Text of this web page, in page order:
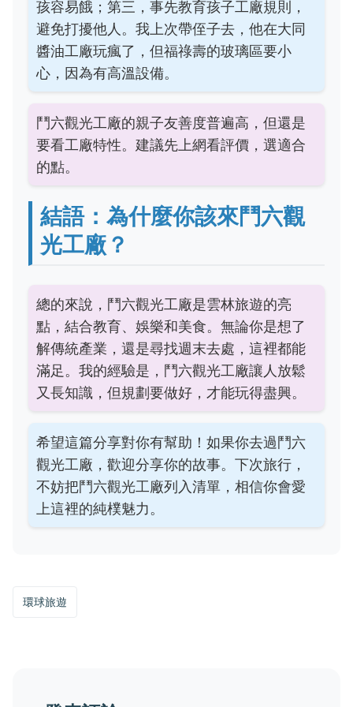
孩容易餓；第三，事先教育孩子工廠規則，
避免打擾他人。我上次帶侄子去，他在大同
醬油工廠玩瘋了，但福祿壽的玻璃區要小
心，因為有高溫設備。
鬥六觀光工廠的親子友善度普遍高，但還是
要看工廠特性。建議先上網看評價，選適合
的點。
結語：為什麼你該來鬥六觀
光工廠？
總的來說，鬥六觀光工廠是雲林旅遊的亮
點，結合教育、娛樂和美食。無論你是想了
解傳統產業，還是尋找週末去處，這裡都能
滿足。我的經驗是，鬥六觀光工廠讓人放鬆
又長知識，但規劃要做好，才能玩得盡興。
希望這篇分享對你有幫助！如果你去過鬥六
觀光工廠，歡迎分享你的故事。下次旅行，
不妨把鬥六觀光工廠列入清單，相信你會愛
上這裡的純樸魅力。
環球旅遊